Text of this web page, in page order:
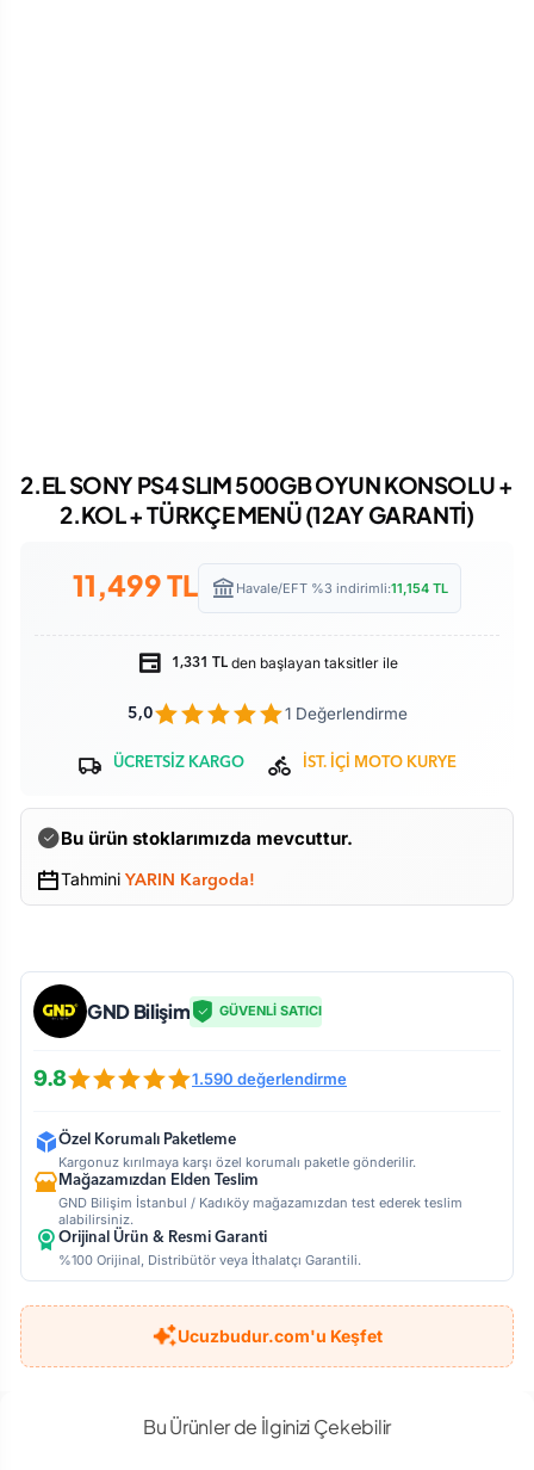
2.EL SONY PS4 SLIM 500GB OYUN KONSOLU +
2.KOL + TÜRKÇE MENÜ (12AY GARANTİ)
11,499TL Havale/EFT %3 indirimli:11,154 TL
1,331 TLden başlayan taksitler ile
5,0 1 Değerlendirme
ÜCRETSİZ KARGO İST. İÇİ MOTO KURYE
Bu ürün stoklarımızda mevcuttur.
Tahmini YARIN Kargoda!
GND Bilişim GÜVENLİ SATICI
9.8 1.590 değerlendirme
Özel Korumalı Paketleme
Kargonuz kırılmaya karşı özel korumalı paketle gönderilir.
Mağazamızdan Elden Teslim
GND Bilişim İstanbul / Kadıköy mağazamızdan test ederek teslim
alabilirsiniz.
Orijinal Ürün & Resmi Garanti
%100 Orijinal, Distribütör veya İthalatçı Garantili.
Ucuzbudur.com'u Keşfet
Bu Ürünler de İlginizi Çekebilir